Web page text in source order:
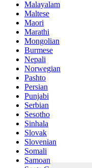
Malayalam
Maltese
Maori
Marathi
Mongolian
Burmese
Nepali
Norwegian
Pashto
Persian
Punjabi
Serbian
Sesotho
Sinhala
Slovak
Slovenian
Somali
Samoan